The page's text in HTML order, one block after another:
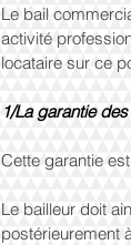
Le bail
activité
locataire sur ce
1/La garantie
Cette garantie
Le bailleur doit
postérieurement